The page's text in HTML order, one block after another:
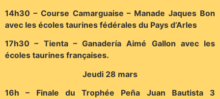
14h30 – Course Camarguaise – Manade Jaques Bon
avec les écoles taurines fédérales du Pays d’Arles
17h30 – Tienta – Ganadería Aimé Gallon avec les
écoles taurines françaises.
Jeudi 28 mars
16h – Finale du Trophée Peña Juan Bautista 3